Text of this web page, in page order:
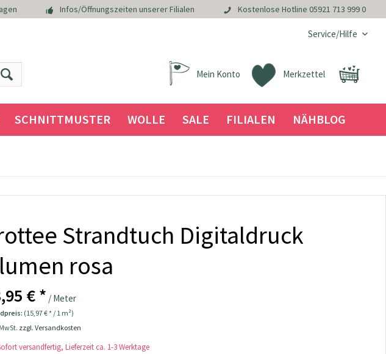
Infos/Öffnungszeiten unserer Filialen Kostenlose Hotline 05921 713 999 0
Service/Hilfe
Merkzettel
Mein Konto
SCHNITTMUSTER WOLLE SALE FILIALEN NÄHBLOG
Strandtuch Digitaldruck
rosa
€ * / Meter
(15,97 € * / 1 m²)
zzgl. Versandkosten
versandfertig, Lieferzeit ca. 1-3 Werktage